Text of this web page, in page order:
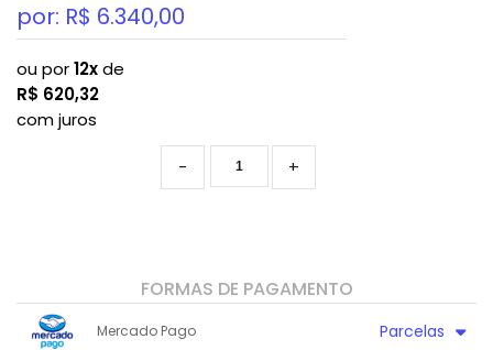
por: R$ 6.340,00
ou por12xde
R$ 620,32
com juros
+
-
FORMAS DE PAGAMENTO
Mercado Pago Parcelas